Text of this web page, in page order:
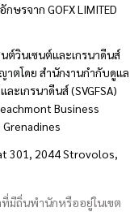
รจาก GOFX LIMITED
ต์วินเซนต์และเกรนาดีนส์
าตโดย สำนักงานกำกับดูแล
ะเกรนาดีนส์ (SVGFSA)
Business
301, 2044 Strovolos,
ที่มีถิ่นพำนักหรืออยู่ในเขต